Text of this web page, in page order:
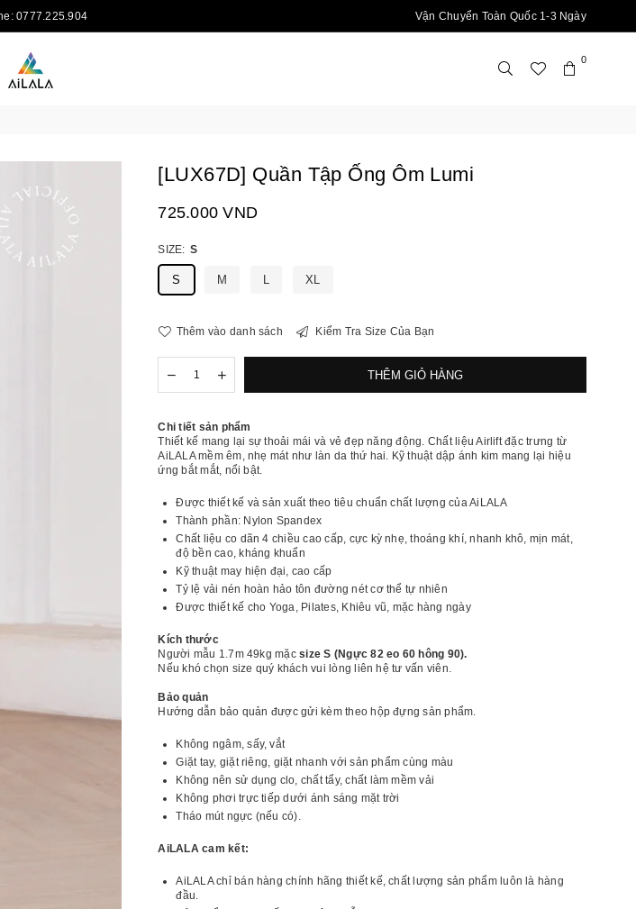
0777.225.904 Vận Chuyển Toàn Quốc 1-3 Ngày
0
[LUX67D] Quần Tập Ống Ôm Lumi
Giá
yết
725.000 VND
SIZE: S
S M L XL
Thêm vào danh sách Kiểm Tra Size Của Bạn
lượngGiảm
số
[LUX67D]
Quần
Tập
Ống
Lumi
Tăng
số
[LUX67D]
Quần
Tập
Ống
Lumi
THÊM GIỎ HÀNG
Chi tiết sản phẩm
Thiết kế mang lại sự thoải mái và vẻ đẹp năng động. Chất liệu Airlift đặc trưng từ
AiLALA mềm êm, nhẹ mát như làn da thứ hai. Kỹ thuật dập ánh kim mang lại hiệu
ứng bắt mắt, nổi bật.
Được thiết kế và sản xuất theo tiêu chuẩn chất lượng của AiLALA
Thành phần: Nylon Spandex
Chất liệu co dãn 4 chiều cao cấp, cực kỳ nhẹ, thoáng khí, nhanh khô, mịn mát,
độ bền cao, kháng khuẩn
Kỹ thuật may hiện đại, cao cấp
Tỷ lệ vải nén hoàn hảo tôn đường nét cơ thể tự nhiên
Được thiết kế cho Yoga, Pilates, Khiêu vũ, mặc hàng ngày
Kích thước
Người mẫu 1.7m 49kg mặcsize S (Ngực 82 eo 60 hông 90).
Nếu khó chọn size quý khách vui lòng liên hệ tư vấn viên.
Bảo quản
Hướng dẫn bảo quản được gửi kèm theo hộp đựng sản phẩm.
Không ngâm, sấy, vắt
Giặt tay, giặt riêng, giặt nhanh với sản phẩm cùng màu
Không nên sử dụng clo, chất tẩy, chất làm mềm vải
Không phơi trực tiếp dưới ánh sáng mặt trời
Tháo mút ngực (nếu có).
AiLALA cam kết:
AiLALA chỉ bán hàng chính hãng thiết kế, chất lượng sản phẩm luôn là hàng
đầu.